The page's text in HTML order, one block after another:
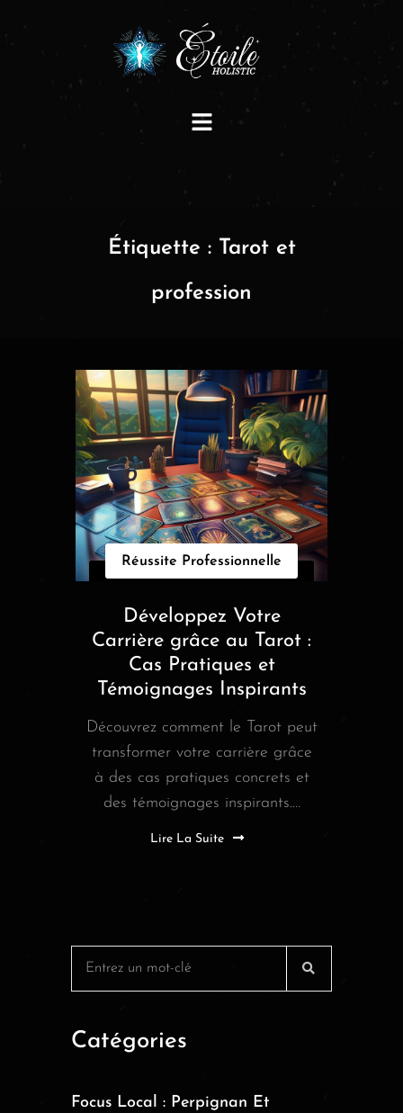
Étiquette : Tarot et
profession
Réussite Professionnelle
Développez Votre
Carrière grâce au Tarot :
Cas Pratiques et
Témoignages Inspirants
Découvrez comment le Tarot peut
transformer votre carrière grâce
à des cas pratiques concrets et
des témoignages inspirants....
Lire La Suite
Catégories
Focus Local : Perpignan Et